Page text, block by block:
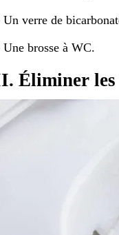
Un verre de
Une brosse à WC.
Éliminer les